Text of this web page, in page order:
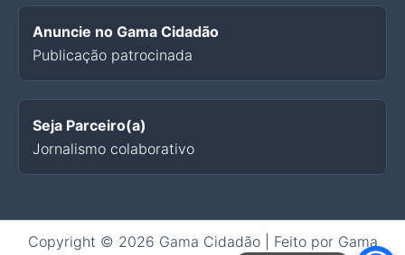
Anuncie no Gama Cidadão
Publicação patrocinada
Seja Parceiro(a)
Jornalismo colaborativo
Copyright © 2026 Gama Cidadão | Feito por Gama